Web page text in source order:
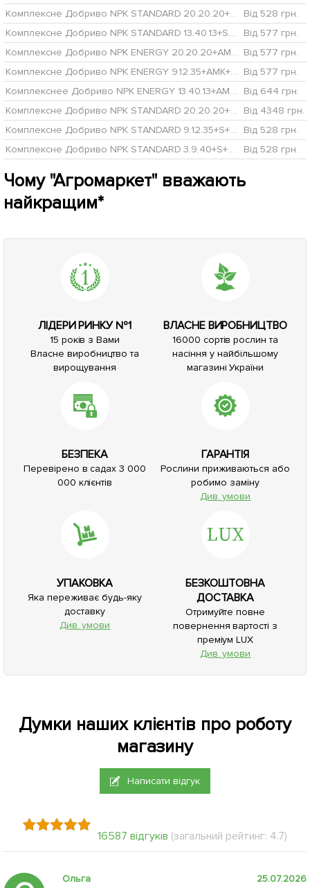
Комплексне Добриво NPK STANDARD 20.20.20+S+MG+ME ТМ Partner 2.5 кг
Від 528 грн.
Комплексне Добриво NPK STANDARD 13.40.13+S+MG+МЕ ТМ Partner 2.5 кг
Від 577 грн.
Комплексне Добриво NPK ENERGY 20.20.20+АМК+ME ТМ Partner 2.5 кг Від 577 грн.
Комплексне Добриво NPK ENERGY 9.12.35+АМК+МЕ ТМ Partner 2.5 кг Від 577 грн.
Комплекснее Добриво NPK ENERGY 13.40.13+АМК+МЕ ТМ Partner 2.5 кг
Від 644 грн.
Комплексне Добриво NPK STANDARD 20.20.20+S+MG+ME ТМ Partner 25 кг
Від 4348 грн.
Комплексне Добриво NPK STANDARD 9.12.35+S+MG+МЕ ТМ Partner 2.5 кг
Від 528 грн.
Комплексне Добриво NPK STANDARD 3.9.40+S+MG+МЕ ТМ Partner 2.5 кг
Від 528 грн.
Чому "Агромаркет" вважають
найкращим*
ЛІДЕРИ РИНКУ №1
15 років з Вами
Власне виробництво та
вирощування
ВЛАСНЕ ВИРОБНИЦТВО
16000 сортів рослин та
насіння у найбільшому
магазині України
БЕЗПЕКА
Перевірено в садах 3 000
000 клієнтів
ГАРАНТІЯ
Рослини приживаються або
робимо заміну
Див. умови
УПАКОВКА
Яка переживає будь-яку
доставку
Див. умови
БЕЗКОШТОВНА
ДОСТАВКА
Отримуйте повне
повернення вартості з
преміум LUX
Див. умови
Думки наших клієнтів про роботу
магазину
Написати відгук
16587 відгуків (загальний рейтинг: 4.7)
Ольга 25.07.2026